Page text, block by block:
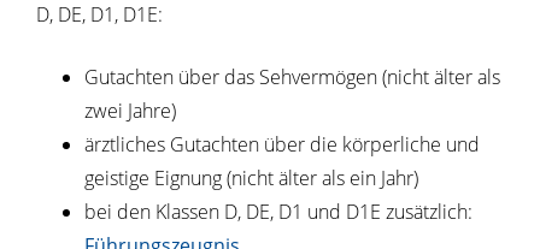
D, DE, D1, D1E:
Gutachten über das Sehvermögen (nicht älter als
zwei Jahre)
ärztliches Gutachten über die körperliche und
geistige Eignung (nicht älter als ein Jahr)
bei den Klassen D, DE, D1 und D1E zusätzlich: